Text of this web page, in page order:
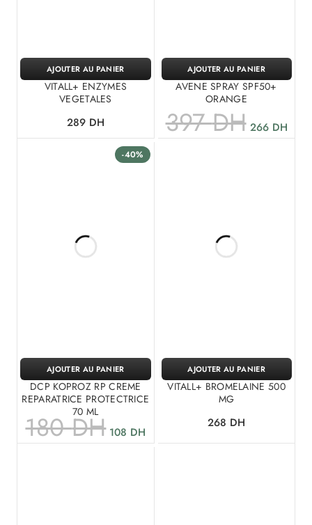
VITALL+ ENZYMES
VEGETALES
289 DH
AJOUTER AU PANIER
AVENE SPRAY SPF50+
ORANGE
397DH 266 DH
AJOUTER AU PANIER
-40%
DCP KOPROZ RP CREME
REPARATRICE PROTECTRICE
70 ML
180DH 108 DH
AJOUTER AU PANIER
VITALL+ BROMELAINE 500
MG
268 DH
AJOUTER AU PANIER